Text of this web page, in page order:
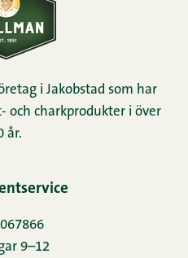
i Jakobstad som har
och charkprodukter i över
år.
9–12